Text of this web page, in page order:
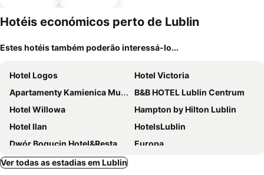
mento
Hotéis económicos perto de Lublin
Estes hotéis também poderão interessá-lo...
Hotel Logos
Hotel Victoria
Apartamenty Kamienica Muzyków Old Town Lublin
B&B HOTEL Lublin Centrum
Hotel Willowa
Hampton by Hilton Lublin
Hotel Ilan
HotelsLublin
Dwór Bogucin Hotel&Restauracja
Europa
Hotel Kaprys
Ver todas as estadias em Lublin